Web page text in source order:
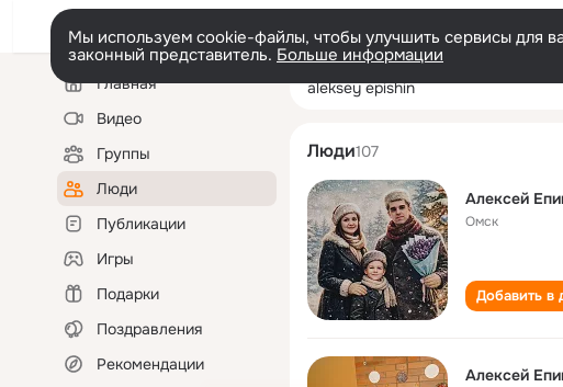
Мы используем cookie-файлы, чтобы улучшить сервисы для
законный представитель. Больше информации
Левая
колонкаГлавная
Видео
Группы
Люди
Публикации
Игры
Подарки
Поздравления
Рекомендации
aleksey epishin
Люди107
Алексей
Омск
Добавить в
Алексей